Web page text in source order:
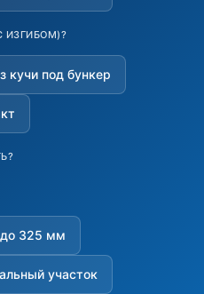
ИЗГИБОМ)?
кучи под бункер
325 мм
участок